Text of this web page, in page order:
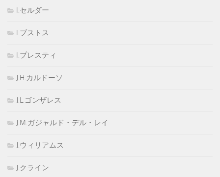
I.セルダー
I.ブストス
I.プレスティ
J.H.カルドーソ
J.L.ゴンザレス
J.M.ガジャルド・デル・レイ
J.ウィリアムス
J.クライン